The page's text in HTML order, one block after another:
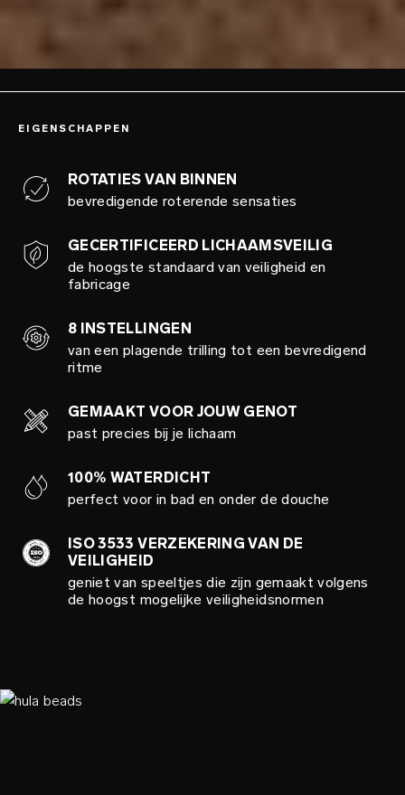
EIGENSCHAPPEN
ROTATIES VAN BINNEN
bevredigende roterende sensaties
GECERTIFICEERD LICHAAMSVEILIG
de hoogste standaard van veiligheid en
fabricage
8 INSTELLINGEN
van een plagende trilling tot een bevredigend
ritme
GEMAAKT VOOR JOUW GENOT
past precies bij je lichaam
100% WATERDICHT
perfect voor in bad en onder de douche
ISO 3533 VERZEKERING VAN DE
VEILIGHEID
geniet van speeltjes die zijn gemaakt volgens
de hoogst mogelijke veiligheidsnormen